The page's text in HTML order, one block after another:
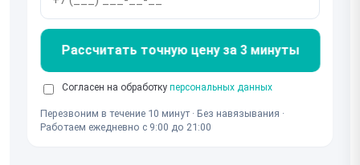
Рассчитать точную цену за 3 минуты
Согласен на обработку персональных данных
Перезвоним в течение 10 минут · Без навязывания ·
Работаем ежедневно с 9:00 до 21:00